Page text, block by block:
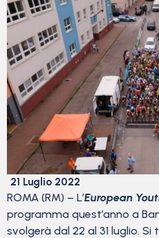
21 Luglio 2022
ROMA (RM) – L’European
programma quest’anno a
svolgerà dal 22 al 31 luglio.